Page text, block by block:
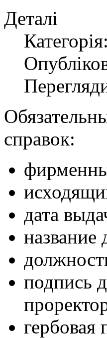
Деталі
Категорія:
справок:
дата
название
подпись
гербовая